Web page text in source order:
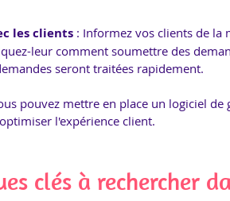
les clients : Informez vos clients de la
leur comment soumettre des
seront traitées rapidement.
pouvez mettre en place un logiciel
l'expérience client.
clés à rechercher